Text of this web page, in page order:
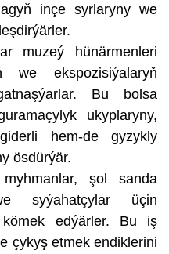
inçe syrlaryny we
muzeý hünärmenleri
we ekspozisiýalaryň
Bu bolsa
ukyplaryny,
hem-de gyzykly
ösdürýär.
şol sanda
syýahatçylar üçin
kömek edýärler. Bu iş
çykyş etmek endiklerini